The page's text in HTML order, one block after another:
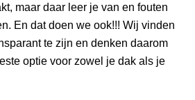
maar daar leer je van en fouten
En dat doen we ook!!! Wij vinden
te zijn en denken daarom
optie voor zowel je dak als je